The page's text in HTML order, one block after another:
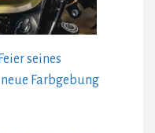
seines
Farbgebung